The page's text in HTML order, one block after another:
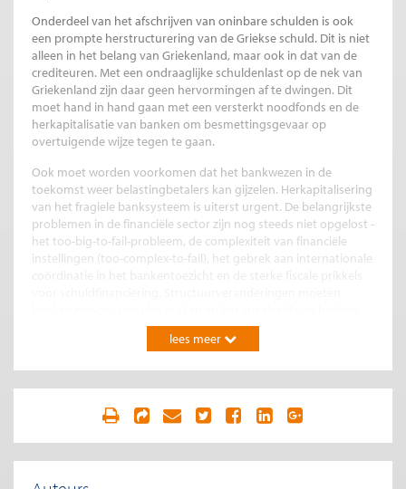
Onderdeel van het afschrijven van oninbare schulden is ook
een prompte herstructurering van de Griekse schuld. Dit is niet
alleen in het belang van Griekenland, maar ook in dat van de
crediteuren. Met een ondraaglijke schuldenlast op de nek van
Griekenland zijn daar geen hervormingen af te dwingen. Dit
moet hand in hand gaan met een versterkt noodfonds en de
herkapitalisatie van banken om besmettingsgevaar op
overtuigende wijze tegen te gaan.
Ook moet worden voorkomen dat het bankwezen in de
toekomst weer belastingbetalers kan gijzelen. Herkapitalisering
van het fragiele banksysteem is uiterst urgent. De belangrijkste
problemen in de financiële sector zijn nog steeds niet opgelost -
het too-big-to-fail-probleem, de complexiteit van financiële
instellingen (too-complex-to-fail), het gebrek aan internationale
indammen. Besluitvaardig Europees toezicht met een duidelijke
verdeling van verantwoordelijkheden is onmisbaar. Het is
de toekomst van de financiële sector en op hoe de risico's van
financiën kunnen worden ingedamd.
Bezuinigen, bezuinigen
lees meer